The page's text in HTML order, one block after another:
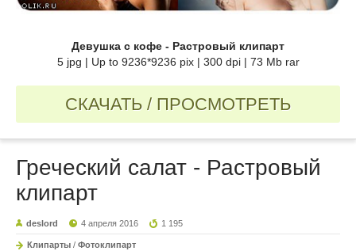
Девушка с кофе - Растровый клипарт
5 jpg | Up to 9236*9236 pix | 300 dpi | 73 Mb rar
СКАЧАТЬ / ПРОСМОТРЕТЬ
Греческий салат - Растровый
клипарт
deslord 4 апреля 2016 1 195
Клипарты / Фотоклипарт